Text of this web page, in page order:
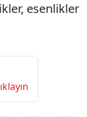
esenlikler